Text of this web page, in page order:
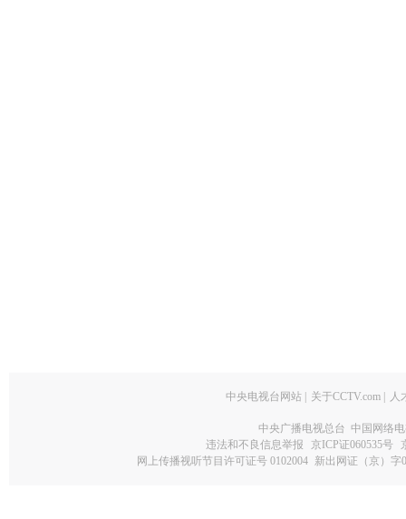
中央电视台网站 关于CCTV.com 人
中央广播电视总台 中国网络
违法和不良信息举报
京ICP证060535号
网上传播视听节目许可证号 0102004 新出网证（京）